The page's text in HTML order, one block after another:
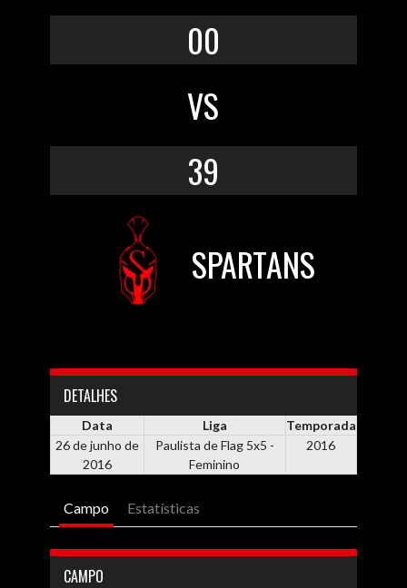
00
VS
39
SPARTANS
DETALHES
Data Liga
Temporada
26 de junho de
2016
Paulista de Flag 5x5 -
Feminino
2016
Campo Estatísticas
CAMPO